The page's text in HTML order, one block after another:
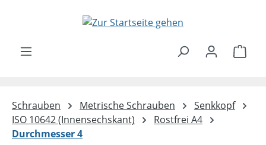
Zum Hauptinhalt springen
Schrauben Metrische Schrauben
Senkkopf
ISO 10642 (Innensechskant)
Rostfrei A4
Durchmesser 4